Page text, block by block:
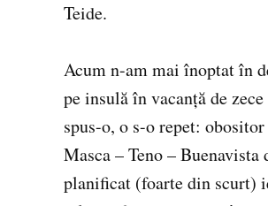
Teide.
Acum n-am mai înoptat în
pe insulă în vacanță de
spus-o, o s-o repet:
Masca – Teno –
planificat (foarte din scurt)